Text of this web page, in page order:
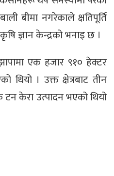
बीमा नगरेकाले क्षतिपूर्ति
ज्ञान केन्द्रको भनाइ छ ।
एक हजार ९१० हेक्टर
थियो । उक्त क्षेत्रबाट तीन
केरा उत्पादन भएको थियो